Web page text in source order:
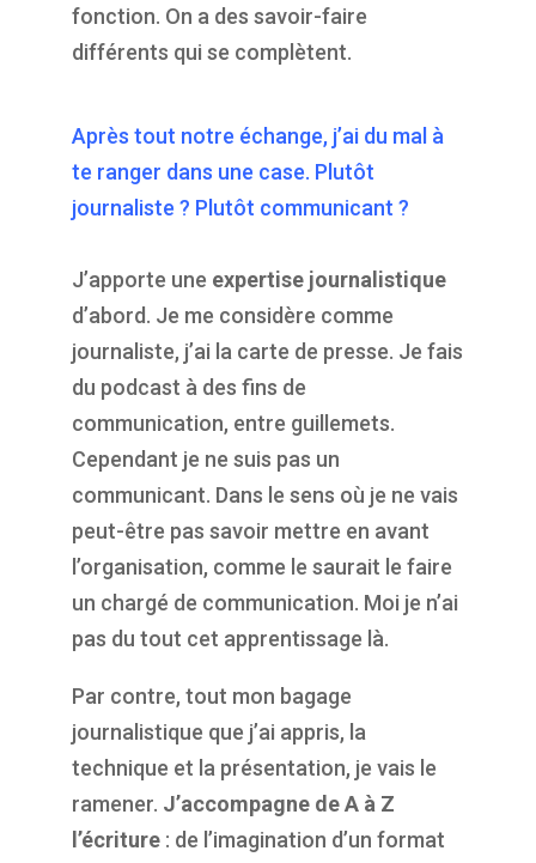
fonction. On a des savoir-faire
différents qui se complètent.
Après tout notre échange, j’ai du mal à
te ranger dans une case. Plutôt
journaliste ? Plutôt communicant ?
J’apporte une expertise journalistique
d’abord. Je me considère comme
journaliste, j’ai la carte de presse. Je fais
du podcast à des fins de
communication, entre guillemets.
Cependant je ne suis pas un
communicant. Dans le sens où je ne vais
peut-être pas savoir mettre en avant
l’organisation, comme le saurait le faire
un chargé de communication. Moi je n’ai
pas du tout cet apprentissage là.
Par contre, tout mon bagage
journalistique que j’ai appris, la
technique et la présentation, je vais le
ramener. J’accompagne de A à Z
l’écriture: de l’imagination d’un format